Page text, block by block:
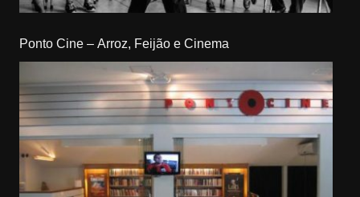
Ponto Cine – Arroz, Feijão e Cinema